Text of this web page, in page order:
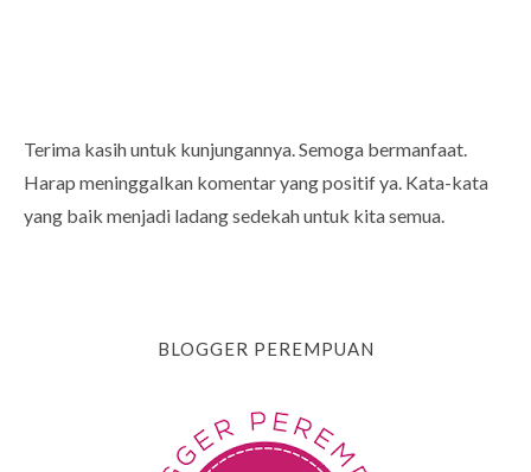
Terima kasih untuk kunjungannya. Semoga bermanfaat.
Harap meninggalkan komentar yang positif ya. Kata-kata
yang baik menjadi ladang sedekah untuk kita semua.
BLOGGER PEREMPUAN